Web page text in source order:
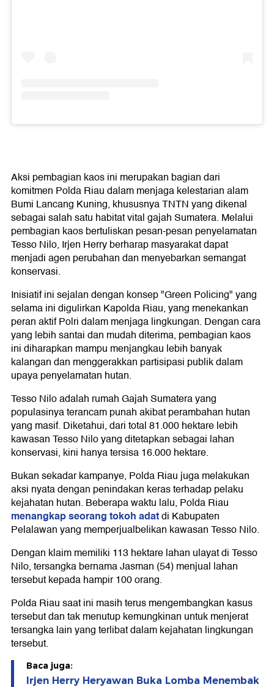
Aksi pembagian kaos ini merupakan bagian dari
komitmen Polda Riau dalam menjaga kelestarian alam
Bumi Lancang Kuning, khususnya TNTN yang dikenal
sebagai salah satu habitat vital gajah Sumatera. Melalui
pembagian kaos bertuliskan pesan-pesan penyelamatan
Tesso Nilo, Irjen Herry berharap masyarakat dapat
menjadi agen perubahan dan menyebarkan semangat
konservasi.
Inisiatif ini sejalan dengan konsep "Green Policing" yang
selama ini digulirkan Kapolda Riau, yang menekankan
peran aktif Polri dalam menjaga lingkungan. Dengan cara
yang lebih santai dan mudah diterima, pembagian kaos
ini diharapkan mampu menjangkau lebih banyak
kalangan dan menggerakkan partisipasi publik dalam
upaya penyelamatan hutan.
Tesso Nilo adalah rumah Gajah Sumatera yang
populasinya terancam punah akibat perambahan hutan
yang masif. Diketahui, dari total 81.000 hektare lebih
kawasan Tesso Nilo yang ditetapkan sebagai lahan
konservasi, kini hanya tersisa 16.000 hektare.
Bukan sekadar kampanye, Polda Riau juga melakukan
aksi nyata dengan penindakan keras terhadap pelaku
kejahatan hutan. Beberapa waktu lalu, Polda Riau
menangkap seorang tokoh adatdi Kabupaten
Pelalawan yang memperjualbelikan kawasan Tesso Nilo.
Dengan klaim memiliki 113 hektare lahan ulayat di Tesso
Nilo, tersangka bernama Jasman (54) menjual lahan
tersebut kepada hampir 100 orang.
Polda Riau saat ini masih terus mengembangkan kasus
tersebut dan tak menutup kemungkinan untuk menjerat
tersangka lain yang terlibat dalam kejahatan lingkungan
tersebut.
Baca juga:
Irjen Herry Heryawan Buka Lomba Menembak